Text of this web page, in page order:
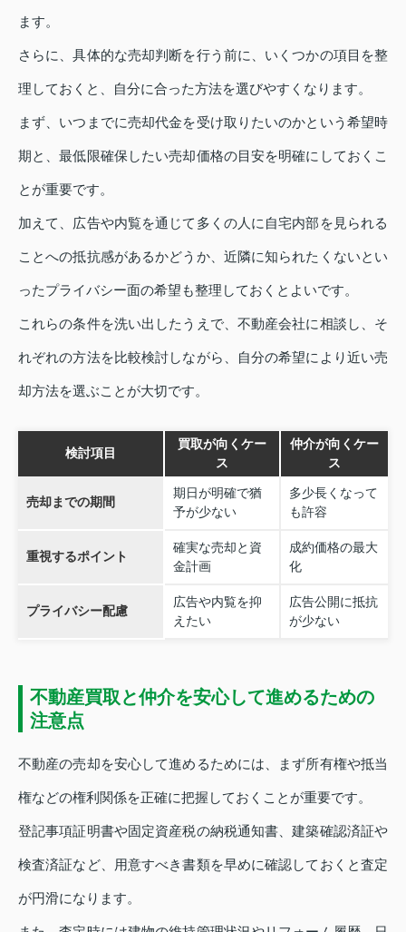
ます。
さらに、具体的な売却判断を行う前に、いくつかの項目を整
理しておくと、自分に合った方法を選びやすくなります。
まず、いつまでに売却代金を受け取りたいのかという希望時
期と、最低限確保したい売却価格の目安を明確にしておくこ
とが重要です。
加えて、広告や内覧を通じて多くの人に自宅内部を見られる
ことへの抵抗感があるかどうか、近隣に知られたくないとい
ったプライバシー面の希望も整理しておくとよいです。
これらの条件を洗い出したうえで、不動産会社に相談し、そ
れぞれの方法を比較検討しながら、自分の希望により近い売
却方法を選ぶことが大切です。
検討項目
買取が向くケー
ス
仲介が向くケー
ス
売却までの期間
期日が明確で猶
予が少ない
多少長くなって
も許容
重視するポイント
確実な売却と資
金計画
成約価格の最大
化
プライバシー配慮
広告や内覧を抑
えたい
広告公開に抵抗
が少ない
不動産買取と仲介を安心して進めるための
注意点
不動産の売却を安心して進めるためには、まず所有権や抵当
権などの権利関係を正確に把握しておくことが重要です。
登記事項証明書や固定資産税の納税通知書、建築確認済証や
検査済証など、用意すべき書類を早めに確認しておくと査定
が円滑になります。